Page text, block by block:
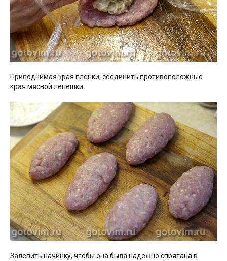
Приподнимая края пленки, соединить противоположные
края мясной лепешки.
Залепить начинку, чтобы она была надёжно спрятана в